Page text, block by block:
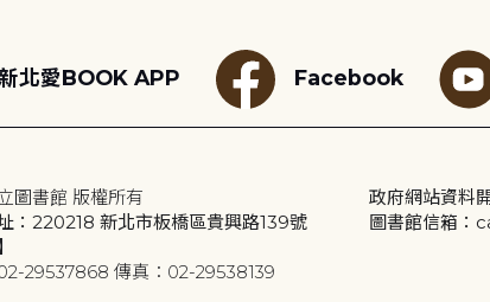
北愛BOOK APP Facebook
圖書館 版權所有
：220218 新北市板橋區貴興路139號
29537868 傳真：02-29538139
政府網站資料
圖書館信箱